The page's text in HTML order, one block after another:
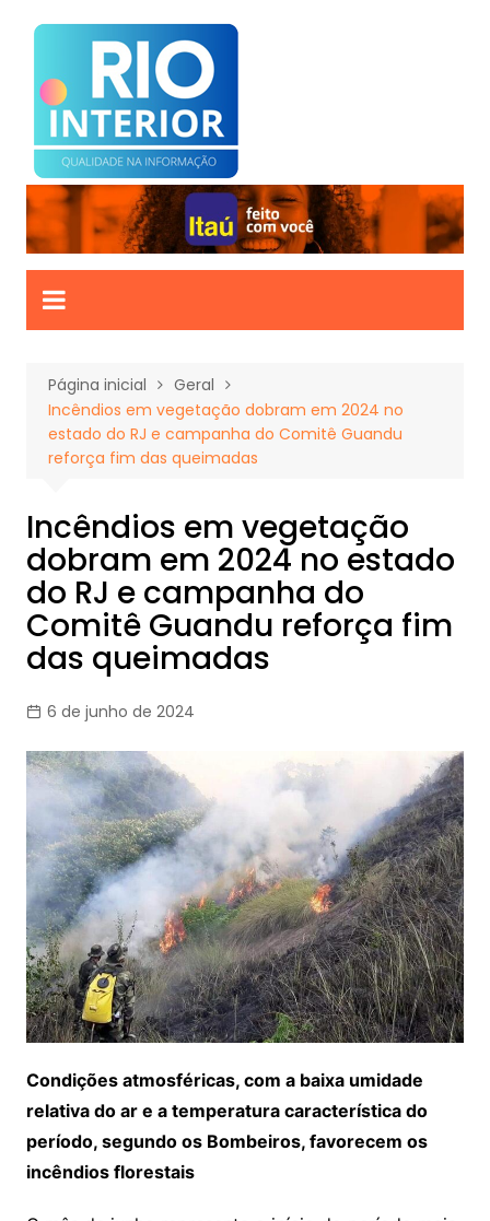
para
conteúdo
Página inicial
Geral
Incêndios em vegetação dobram em 2024 no
estado do RJ e campanha do Comitê Guandu
reforça fim das queimadas
Incêndios em vegetação
dobram em 2024 no estado
do RJ e campanha do
Comitê Guandu reforça fim
das queimadas
6 de junho de 2024
Condições atmosféricas, com a baixa umidade
relativa do ar e a temperatura característica do
período, segundo os Bombeiros, favorecem os
incêndios florestais